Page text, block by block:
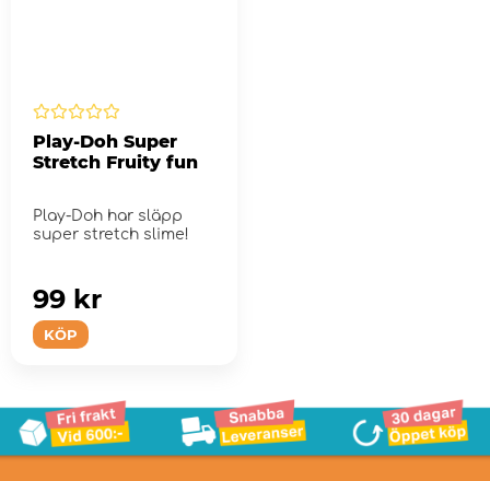
Play-Doh Super
Stretch Fruity fun
Play-Doh har släpp
super stretch slime!
KÖP
99 kr